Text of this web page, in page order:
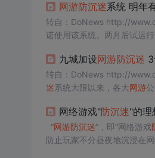
网游防沉迷系统 明年
转自：DoNews http://
诺使用该系统。两月后试运
九城加设网游防沉迷
转自：DoNews http://
迷系统大限以来，各大网游
网络游戏"防沉迷"的理
“网游防沉迷”，即“网络游戏
防止玩家不分昼夜地沉浸在